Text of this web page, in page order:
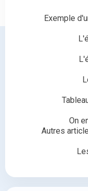
Exemple
On
Autres